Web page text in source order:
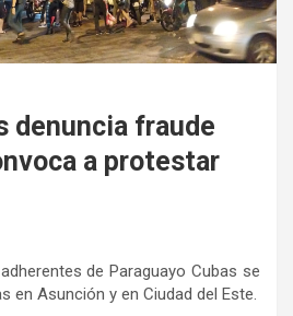
denuncia fraude
a protestar
de Paraguayo Cubas se
en Asunción y en Ciudad del Este.